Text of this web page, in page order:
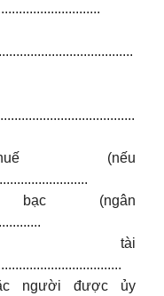
(nếu
(ngân
tài
người được ủy